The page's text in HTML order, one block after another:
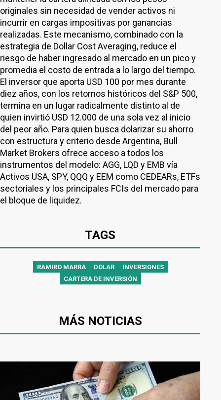
originales sin necesidad de vender activos ni
incurrir en cargas impositivas por ganancias
realizadas. Este mecanismo, combinado con la
estrategia de Dollar Cost Averaging, reduce el
riesgo de haber ingresado al mercado en un pico y
promedia el costo de entrada a lo largo del tiempo.
El inversor que aporta USD 100 por mes durante
diez años, con los retornos históricos del S&P 500,
termina en un lugar radicalmente distinto al de
quien invirtió USD 12.000 de una sola vez al inicio
del peor año. Para quien busca dolarizar su ahorro
con estructura y criterio desde Argentina, Bull
Market Brokers ofrece acceso a todos los
instrumentos del modelo: AGG, LQD y EMB vía
Activos USA, SPY, QQQ y EEM como CEDEARs, ETFs
sectoriales y los principales FCIs del mercado para
el bloque de liquidez.
TAGS
RAMIRO MARRA DÓLAR
INVERSIONES
CARTERA DE INVERSIÓN
MÁS NOTICIAS